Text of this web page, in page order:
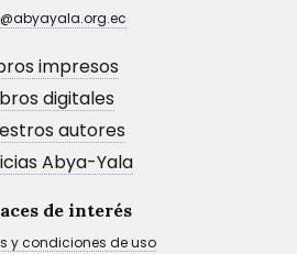
impresos
digitales
autores
Abya-Yala
de interés
y condiciones de uso